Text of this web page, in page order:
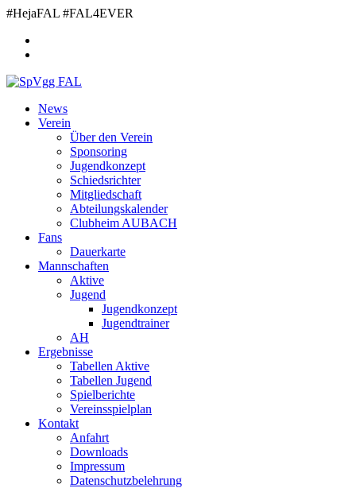
Zum
springen
#HejaFAL #FAL4EVER
News
Verein
Über den Verein
Sponsoring
Jugendkonzept
Schiedsrichter
Mitgliedschaft
Abteilungskalender
Clubheim AUBACH
Fans
Dauerkarte
Mannschaften
Aktive
Jugend
Jugendkonzept
Jugendtrainer
AH
Ergebnisse
Tabellen Aktive
Tabellen Jugend
Spielberichte
Vereinsspielplan
Kontakt
Anfahrt
Downloads
Impressum
Datenschutzbelehrung